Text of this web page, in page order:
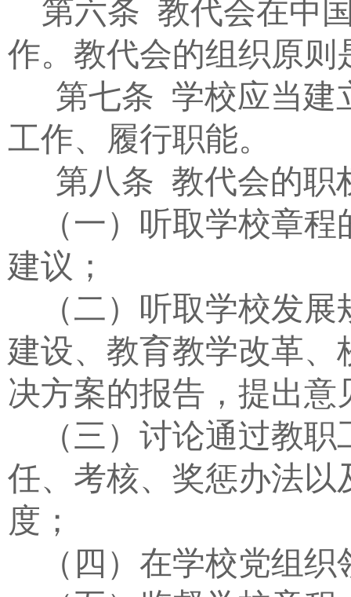
第六条 教代会在中
作。教代会的组织原则
第七条 学校应当建
工作、履行职能。
第八条 教代会的职
（一）听取学校章
建议；
（二）听取学校发
建设、教育教学改革
决方案的报告，提出意
（三）讨论通过教
任、考核、奖惩办法
度；
（四）在学校党组